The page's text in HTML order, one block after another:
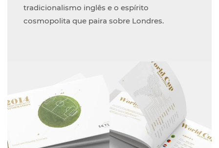
tradicionalismo inglês e o espírito
cosmopolita que paira sobre Londres.